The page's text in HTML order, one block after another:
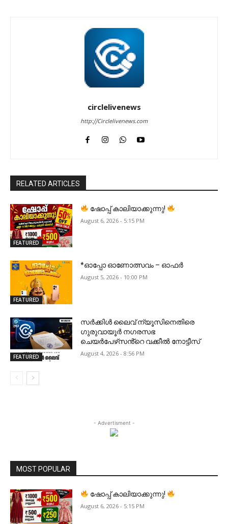
circlelivenews
http://Circlelivenews.com
RELATED ARTICLES
FEATURED
ഷോപ്പ് കാലിയാക്കുന്നു!
August 6, 2026 - 5:15 PM
FEATURED
*ഓപ്പോ ഓണോത്സവം – ഓഫർ
August 5, 2026 - 10:00 PM
FEATURED
സർക്കിൾ ലൈവ് ന്യൂസിനെതിരെ
ഗുരുവായൂർ നഗരസഭ
ചെയർപേഴ്‌സൻ്റെ വക്കീൽ നോട്ടീസ്
August 4, 2026 - 8:56 PM
- Advertisment -
MOST POPULAR
ഷോപ്പ് കാലിയാക്കുന്നു!
August 6, 2026 - 5:15 PM